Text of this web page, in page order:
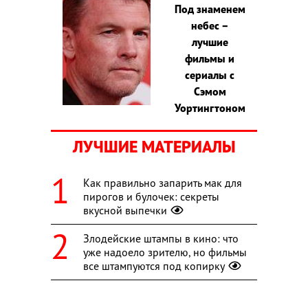
Под знаменем
небес –
лучшие
фильмы и
сериалы с
Сэмом
Уортингтоном
ЛУЧШИЕ МАТЕРИАЛЫ
Как правильно запарить мак для
пирогов и булочек: секреты
вкусной выпечки
Злодейские штампы в кино: что
уже надоело зрителю, но фильмы
все штампуются под копирку